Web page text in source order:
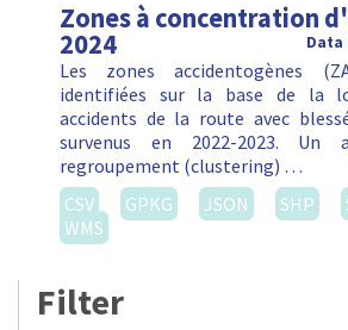
Zones à concentration
2024 Data
Les zones accidentogènes
identifiées sur la base de la
accidents de la route avec
survenus en 2022-2023. Un
regroupement (clustering) …
CSV
GPKG JSON SHP
WMS
Filter